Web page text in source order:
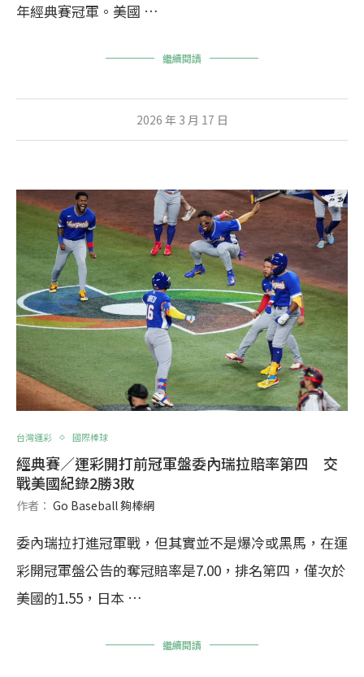
年經典賽冠軍。美國 …
繼續閱讀
2026 年 3 月 17 日
台灣運彩 國際棒球
經典賽／運彩開打前冠軍盤委內瑞拉賠率第四 交
戰美國紀錄2勝3敗
作者： Go Baseball 夠棒網
委內瑞拉打進冠軍戰，但其實並不是爆冷或黑馬，在運
彩開冠軍盤公告的奪冠賠率是7.00，排名第四，僅次於
美國的1.55，日本 …
繼續閱讀